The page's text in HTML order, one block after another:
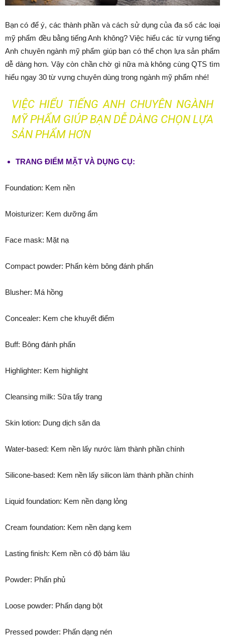
Bạn có để ý, các thành phần và cách sử dụng của đa số các loại
mỹ phẩm đều bằng tiếng Anh không? Việc hiểu các từ vựng tiếng
Anh chuyên ngành mỹ phẩm giúp bạn có thể chọn lựa sản phẩm
dễ dàng hơn. Vậy còn chần chờ gì nữa mà không cùng QTS tìm
hiểu ngay 30 từ vựng chuyên dùng trong ngành mỹ phẩm nhé!
VIỆC HIỂU TIẾNG ANH CHUYÊN NGÀNH
MỸ PHẨM GIÚP BẠN DỄ DÀNG CHỌN LỰA
SẢN PHẨM HƠN
TRANG ĐIỂM MẶT VÀ DỤNG CỤ:
Foundation: Kem nền
Moisturizer: Kem dưỡng ẩm
Face mask: Mặt nạ
Compact powder: Phấn kèm bông đánh phấn
Blusher: Má hồng
Concealer: Kem che khuyết điểm
Buff: Bông đánh phấn
Highlighter: Kem highlight
Cleansing milk: Sữa tẩy trang
Skin lotion: Dung dịch săn da
Water-based: Kem nền lấy nước làm thành phần chính
Silicone-based: Kem nền lấy silicon làm thành phần chính
Liquid foundation: Kem nền dạng lỏng
Cream foundation: Kem nền dạng kem
Lasting finish: Kem nền có độ bám lâu
Powder: Phấn phủ
Loose powder: Phấn dạng bột
Pressed powder: Phấn dạng nén